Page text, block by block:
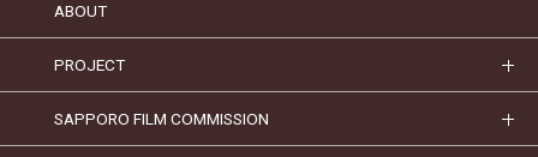
ABOUT
PROJECT
SAPPORO FILM COMMISSION